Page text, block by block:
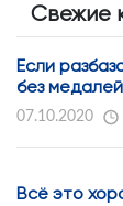
Свежие
Если
без
07.10.2020
Всё это